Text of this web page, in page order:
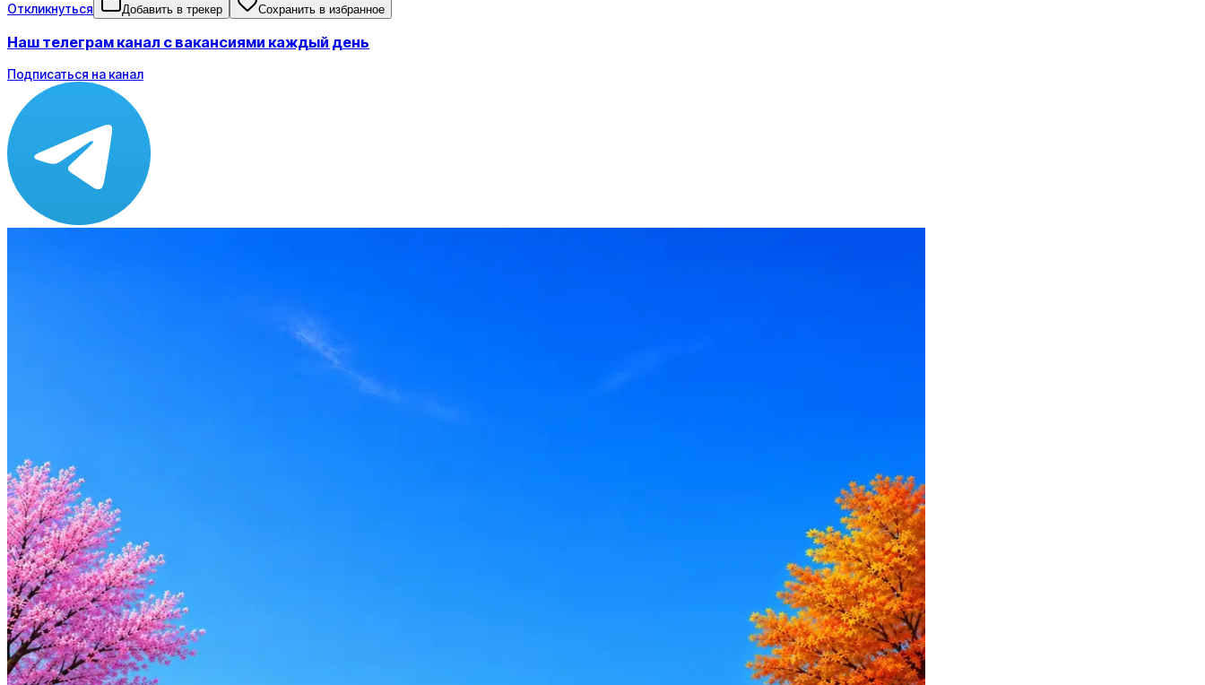
Откликнуться Добавить в трекер Сохранить в избранное
Наш телеграм канал с вакансиями каждый день
Подписаться на канал
AI-адаптация отклика под вакансию
AI генерация сопроводительных писем
4 990 ₽/мес
Купить доступ
Будьте осторожны: если работодатель просит войти через Google, iCloud или Госуслуги, прислать код или пароль, запустить ПО или перевести
деньги — это мошенники.